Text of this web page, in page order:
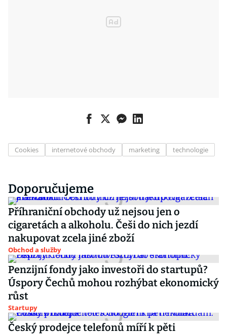
Cookies internetové obchody marketing technologie
Doporučujeme
Příhraniční obchody už nejsou jen o
cigaretách a alkoholu. Češi do nich jezdí
nakupovat zcela jiné zboží
Obchod a služby
Penzijní fondy jako investoři do startupů?
Úspory Čechů mohou rozhýbat ekonomický
růst
Startupy
Český prodejce telefonů míří k pěti